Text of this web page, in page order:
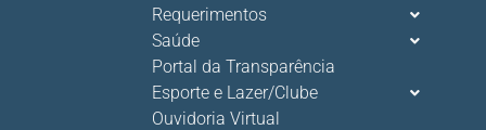
Requerimentos
Saúde
Portal da Transparência
Esporte e Lazer/Clube
Ouvidoria Virtual